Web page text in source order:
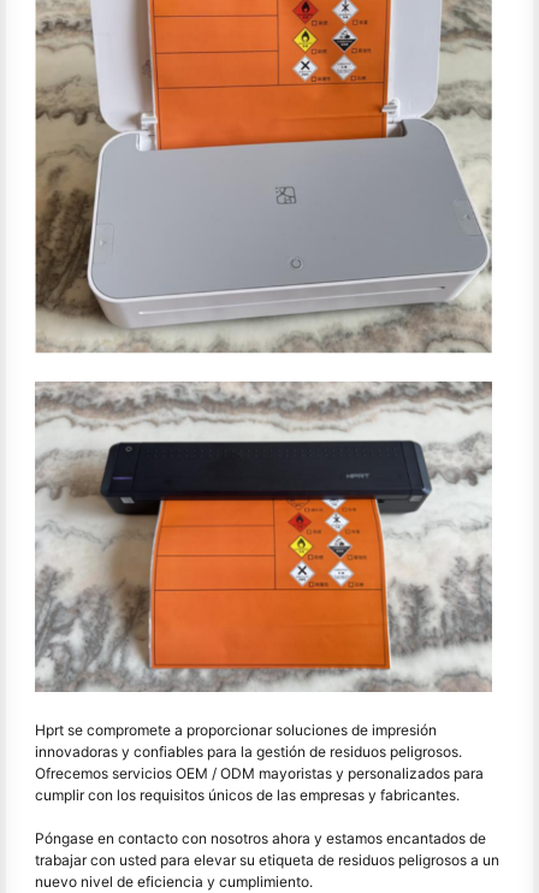
Hprt se compromete a proporcionar soluciones de impresión
innovadoras y confiables para la gestión de residuos peligrosos.
Ofrecemos servicios OEM / ODM mayoristas y personalizados para
cumplir con los requisitos únicos de las empresas y fabricantes.
Póngase en contacto con nosotros ahora y estamos encantados de
trabajar con usted para elevar su etiqueta de residuos peligrosos a un
nuevo nivel de eficiencia y cumplimiento.